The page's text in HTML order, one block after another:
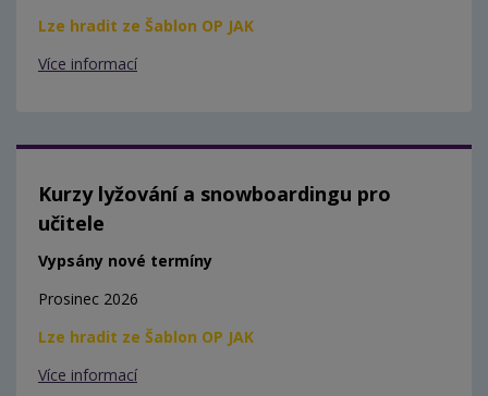
Lze hradit ze Šablon OP JAK
Více informací
Kurzy lyžování a snowboardingu pro
učitele
Vypsány nové termíny
Prosinec 2026
Lze hradit ze Šablon OP JAK
Více informací